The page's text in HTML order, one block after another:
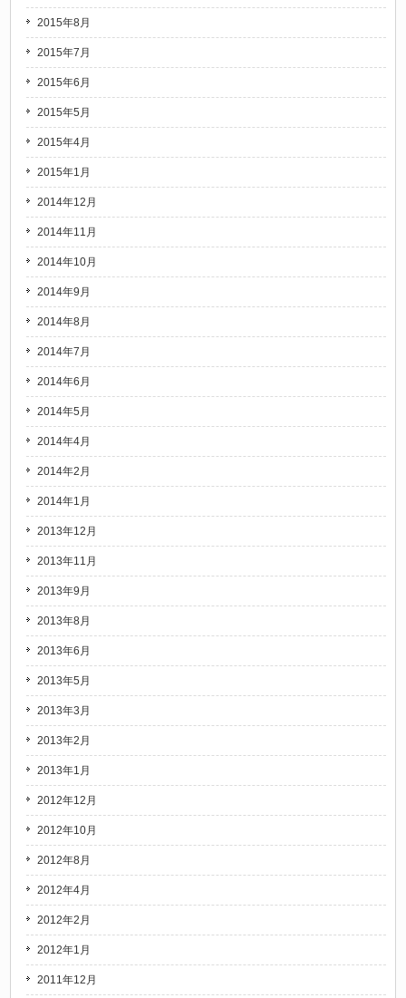
2015年8月
2015年7月
2015年6月
2015年5月
2015年4月
2015年1月
2014年12月
2014年11月
2014年10月
2014年9月
2014年8月
2014年7月
2014年6月
2014年5月
2014年4月
2014年2月
2014年1月
2013年12月
2013年11月
2013年9月
2013年8月
2013年6月
2013年5月
2013年3月
2013年2月
2013年1月
2012年12月
2012年10月
2012年8月
2012年4月
2012年2月
2012年1月
2011年12月